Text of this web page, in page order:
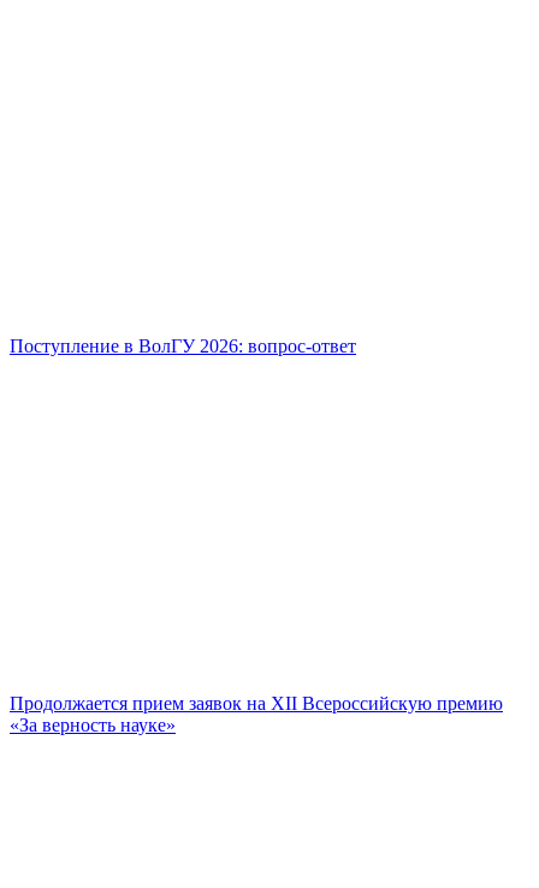
Поступление в ВолГУ 2026: вопрос-ответ
Продолжается прием заявок на XII Всероссийскую премию
«За верность науке»